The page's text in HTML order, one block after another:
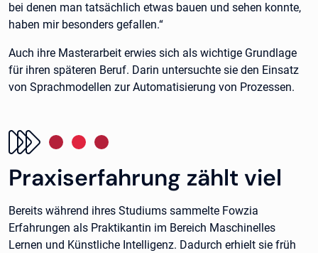
bei denen man tatsächlich etwas bauen und sehen konnte,
haben mir besonders gefallen.“
Auch ihre Masterarbeit erwies sich als wichtige Grundlage
für ihren späteren Beruf. Darin untersuchte sie den Einsatz
von Sprachmodellen zur Automatisierung von Prozessen.
Praxiserfahrung zählt viel
Bereits während ihres Studiums sammelte Fowzia
Erfahrungen als Praktikantin im Bereich Maschinelles
Lernen und Künstliche Intelligenz. Dadurch erhielt sie früh